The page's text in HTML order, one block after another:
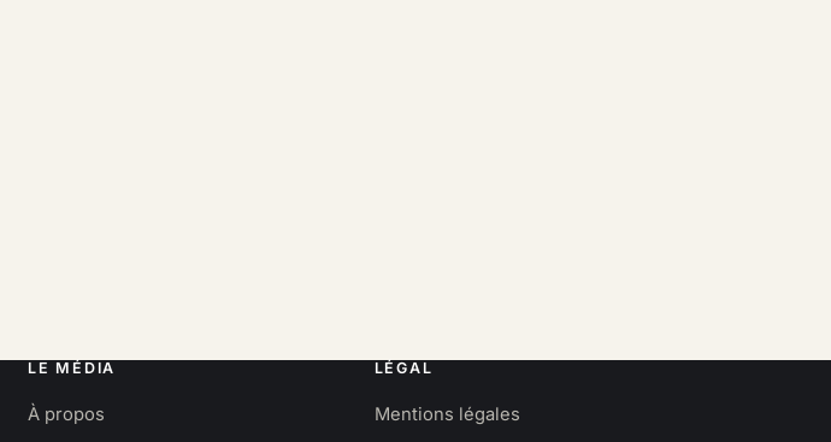
LE MÉDIA
À propos
LÉGAL
Mentions légales